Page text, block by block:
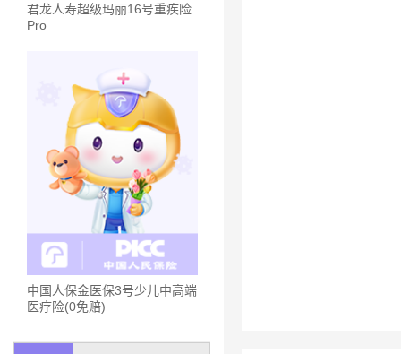
君龙人寿超级玛丽16号重疾险
Pro
中国人保金医保3号少儿中高端
医疗险(0免赔)